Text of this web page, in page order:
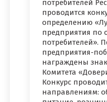
потребителей
проводится
определению
предприятия по
потребителей».
предприятия-
награждены
Комитета
Конкурс
направлениям: